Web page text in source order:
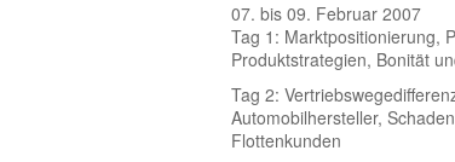
07. bis 09. Februar 2007
Tag 1: Marktpositionierung,
Produktstrategien, Bonität
Tag 2:
Automobilhersteller,
Flottenkunden